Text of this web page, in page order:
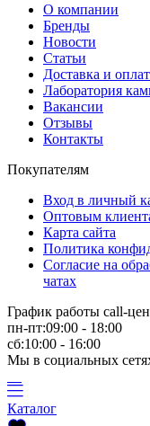
О компании
Бренды
Новости
Статьи
Доставка и
Лаборатория
Вакансии
Отзывы
Контакты
Покупателям
Вход в личный
Оптовым
Карта сайта
Политика
Согласие на
чатах
График работы call-
пн-пт:09:00 - 18:00
сб:10:00 - 16:00
Мы в социальных
Каталог